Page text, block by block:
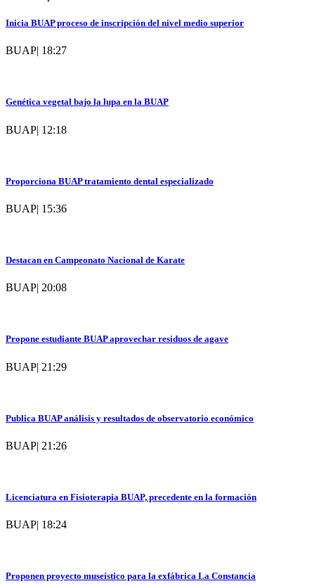
Inicia BUAP proceso de inscripción del nivel medio superior
BUAP| 18:27
Genética vegetal bajo la lupa en la BUAP
BUAP| 12:18
Proporciona BUAP tratamiento dental especializado
BUAP| 15:36
Destacan en Campeonato Nacional de Karate
BUAP| 20:08
Propone estudiante BUAP aprovechar residuos de agave
BUAP| 21:29
Publica BUAP análisis y resultados de observatorio económico
BUAP| 21:26
Licenciatura en Fisioterapia BUAP, precedente en la formación
BUAP| 18:24
Proponen proyecto museístico para la exfábrica La Constancia